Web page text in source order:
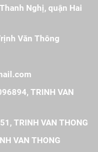
Nghị, quận Hai
Văn Thông
TRINH VAN
TRINH VAN THONG
VAN THONG